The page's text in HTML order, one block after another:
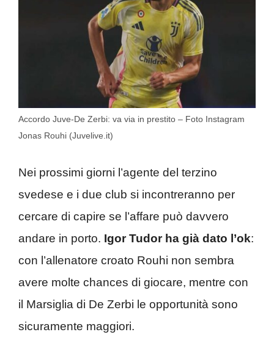
Accordo Juve-De Zerbi: va via in prestito – Foto Instagram
Jonas Rouhi (Juvelive.it)
Nei prossimi giorni l’agente del terzino
svedese e i due club si incontreranno per
cercare di capire se l’affare può davvero
andare in porto. Igor Tudor ha già dato l’ok:
con l’allenatore croato Rouhi non sembra
avere molte chances di giocare, mentre con
il Marsiglia di De Zerbi le opportunità sono
sicuramente maggiori.